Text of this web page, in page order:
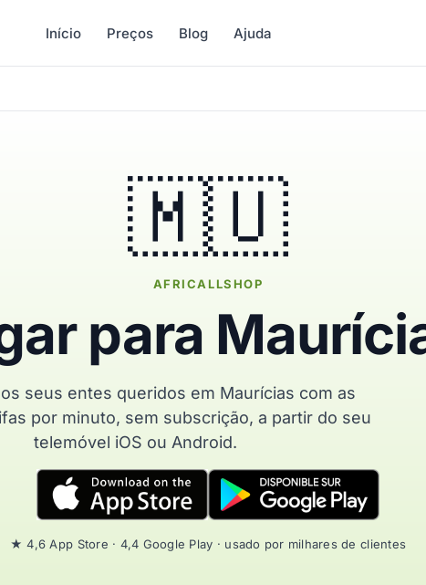
Início Preços Blog Ajuda
🇲🇺
AFRICALLSHOP
para
seus entes queridos em Maurícias com as
por minuto, sem subscrição, a partir do seu
telemóvel iOS ou Android.
★ 4,6 App Store · 4,4 Google Play · usado por milhares de clientes